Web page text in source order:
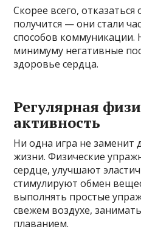
Скорее всего,
получится — они стали
способов коммуникации.
минимуму негативные
здоровье сердца.
Регулярная
активность
Ни одна игра не заменит
жизни. Физические
сердце, улучшают
стимулируют обмен
выполнять простые
свежем воздухе,
плаванием.